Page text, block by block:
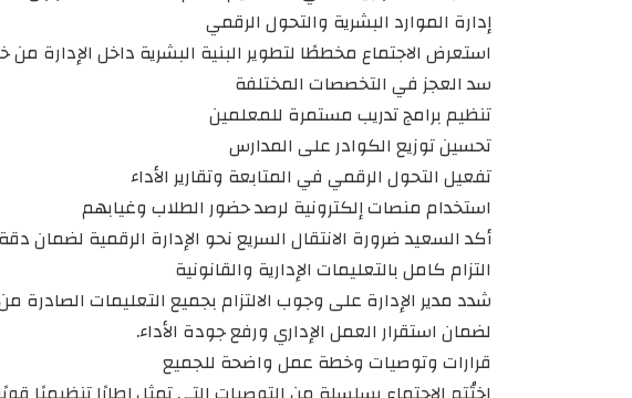
إدارة الموارد البشرية والتحول الرقمي
استعرض الاجتماع مخططًا لتطوير البنية البشرية داخل الإدارة من
سد العجز في التخصصات المختلفة
تنظيم برامج تدريب مستمرة للمعلمين
تحسين توزيع الكوادر على المدارس
تفعيل التحول الرقمي في المتابعة وتقارير الأداء
استخدام منصات إلكترونية لرصد حضور الطلاب وغيابهم
أكد السعيد ضرورة الانتقال السريع نحو الإدارة الرقمية لضمان
التزام كامل بالتعليمات الإدارية والقانونية
شدد مدير الإدارة على وجوب الالتزام بجميع التعليمات الصادرة
لضمان استقرار العمل الإداري ورفع جودة الأداء.
قرارات وتوصيات وخطة عمل واضحة للجميع